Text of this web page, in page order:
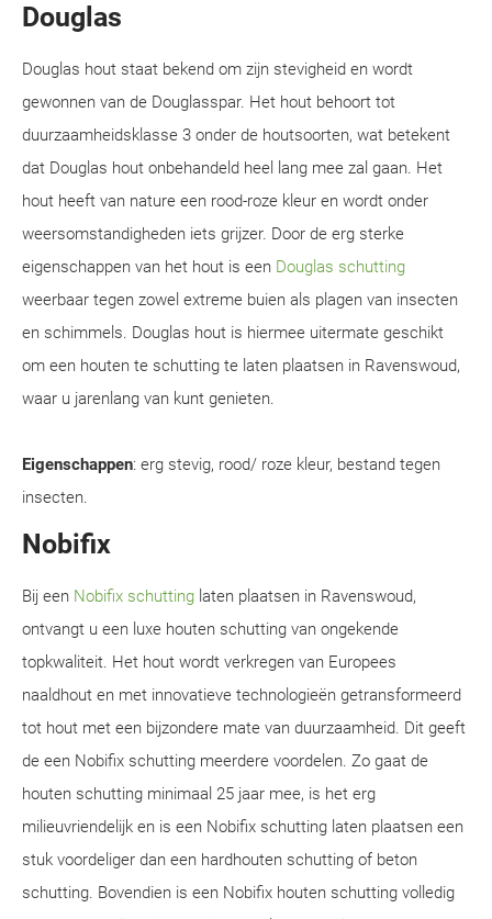
Douglas
Douglas hout staat bekend om zijn stevigheid en wordt
gewonnen van de Douglasspar. Het hout behoort tot
duurzaamheidsklasse 3 onder de houtsoorten, wat betekent
dat Douglas hout onbehandeld heel lang mee zal gaan. Het
hout heeft van nature een rood-roze kleur en wordt onder
weersomstandigheden iets grijzer. Door de erg sterke
eigenschappen van het hout is een Douglas schutting
weerbaar tegen zowel extreme buien als plagen van insecten
en schimmels. Douglas hout is hiermee uitermate geschikt
om een houten te schutting te laten plaatsen in Ravenswoud,
waar u jarenlang van kunt genieten.
Eigenschappen: erg stevig, rood/ roze kleur, bestand tegen
insecten.
Nobifix
Bij een Nobifix schutting laten plaatsen in Ravenswoud,
ontvangt u een luxe houten schutting van ongekende
topkwaliteit. Het hout wordt verkregen van Europees
naaldhout en met innovatieve technologieën getransformeerd
tot hout met een bijzondere mate van duurzaamheid. Dit geeft
de een Nobifix schutting meerdere voordelen. Zo gaat de
houten schutting minimaal 25 jaar mee, is het erg
milieuvriendelijk en is een Nobifix schutting laten plaatsen een
stuk voordeliger dan een hardhouten schutting of beton
schutting. Bovendien is een Nobifix houten schutting volledig